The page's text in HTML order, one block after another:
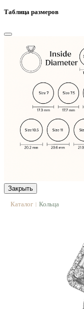
Таблица размеров
Закрыть
Каталог | Кольца